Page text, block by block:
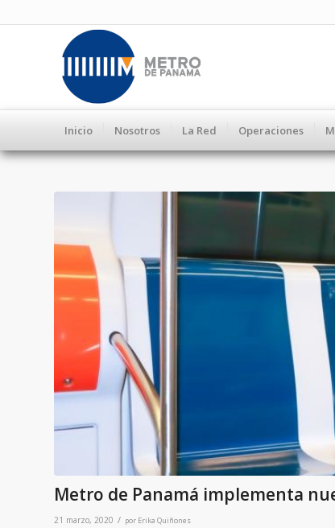
Inicio Nosotros La Red Operaciones
Metro de Panamá implementa
21 marzo, 2020 / por Erika Quiñones